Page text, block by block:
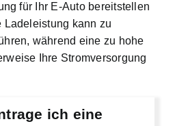
für Ihr E-Auto bereitstellen
Ladeleistung kann zu
während eine zu hohe
Ihre Stromversorgung
ich eine